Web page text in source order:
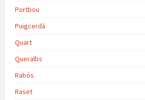
Portbou
Puigcerdà
Quart
Queralbs
Rabós
Raset